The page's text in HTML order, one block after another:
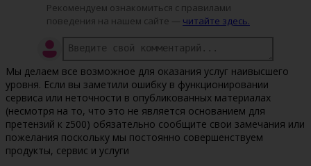
Рекомендуем ознакомиться с правилами
поведения на нашем сайте — читайте здесь.
Мы делаем все возможное для оказания услуг наивысшего
уровня. Если вы заметили ошибку в функционировании
сервиса или неточности в опубликованных материалах
(несмотря на то, что это не является основанием для
претензий к z500) обязательно сообщите свои замечания или
пожелания поскольку мы постоянно совершенствуем
продукты, сервис и услуги